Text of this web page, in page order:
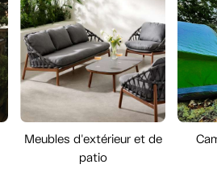
Meubles d'extérieur et de
patio